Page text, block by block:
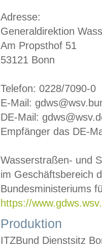
Adresse:
Generaldirektion
Am Propsthof 51
53121 Bonn
Telefon: 0228/7090-0
E-Mail:
DE-Mail:
Empfänger das DE-
Wasserstraßen- und
im Geschäftsbereich
Bundesministeriums
https://
Produktion
ITZBund Dienstsitz